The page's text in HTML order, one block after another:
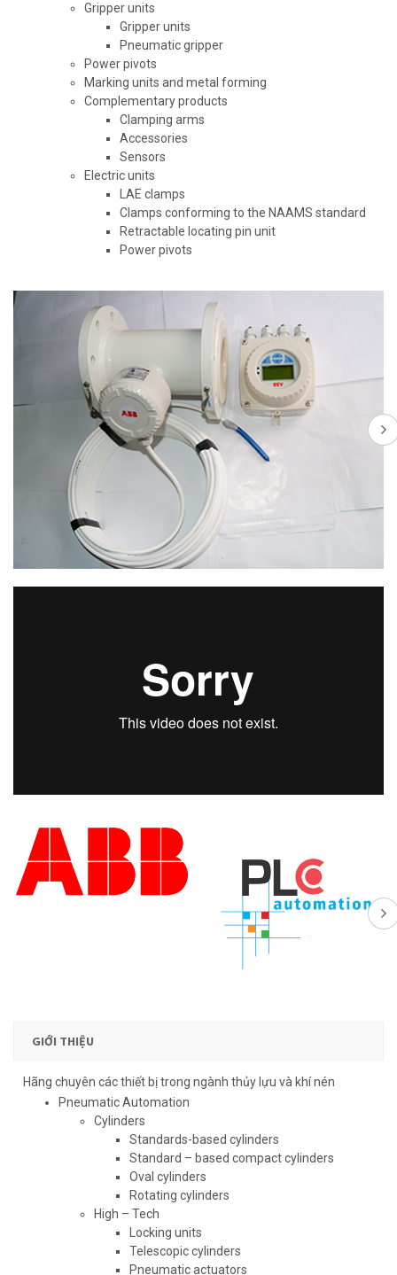
Gripper units
Gripper units
Pneumatic gripper
Power pivots
Marking units and metal forming
Complementary products
Clamping arms
Accessories
Sensors
Electric units
LAE clamps
Clamps conforming to the NAAMS standard
Retractable locating pin unit
Power pivots
GIỚI THIỆU
Hãng chuyên các thiết bị trong ngành thủy lựu và khí nén
Pneumatic Automation
Cylinders
Standards-based cylinders
Standard – based compact cylinders
Oval cylinders
Rotating cylinders
High – Tech
Locking units
Telescopic cylinders
Pneumatic actuators